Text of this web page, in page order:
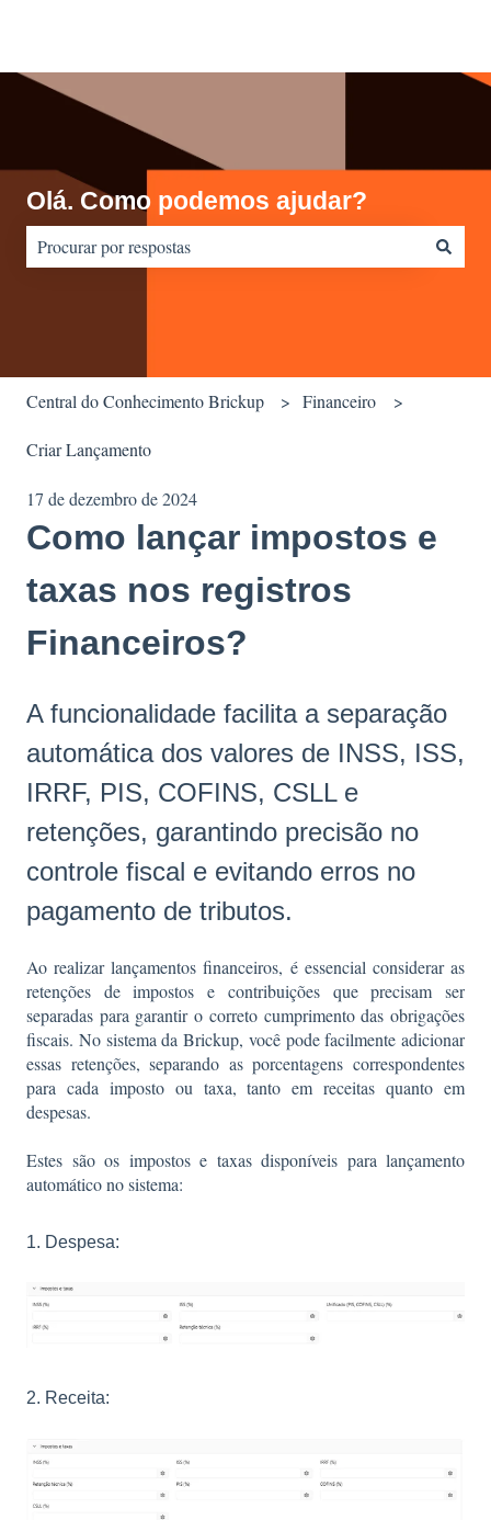
Olá. Como podemos ajudar?
Central do Conhecimento Brickup Financeiro
Criar Lançamento
17 de dezembro de 2024
Como lançar impostos e
taxas nos registros
Financeiros?
A funcionalidade facilita a separação
automática dos valores de INSS, ISS,
IRRF, PIS, COFINS, CSLL e
retenções, garantindo precisão no
controle fiscal e evitando erros no
pagamento de tributos.
Ao realizar lançamentos financeiros, é essencial considerar as
retenções de impostos e contribuições que precisam ser
separadas para garantir o correto cumprimento das obrigações
fiscais. No sistema da Brickup, você pode facilmente adicionar
essas retenções, separando as porcentagens correspondentes
para cada imposto ou taxa, tanto em receitas quanto em
despesas.
Estes são os impostos e taxas disponíveis para lançamento
automático no sistema:
1. Despesa:
2. Receita: